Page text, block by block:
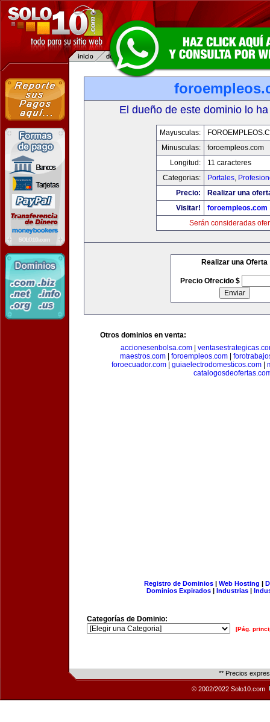
El dueño de este dominio lo
Mayusculas:
Minusculas:
foroempleos.com
Longitud:
11 caracteres
Categorias:
Portales,
Precio:
Realizar una
Visitar!
foroempleos.com
Serán consideradas
Realizar una Oferta
Precio Ofrecido $
Otros dominios en venta:
accionesenbolsa.com|
maestros.com| foroempleos.com|
foroecuador.com| guiaelectrodomesticos.com|
Registro de Dominios| Web Hosting |
Dominios Expirados | Industrias |
Categorías de Dominio:
[Pág.
** Precios
© 2002/2022 Solo10.com